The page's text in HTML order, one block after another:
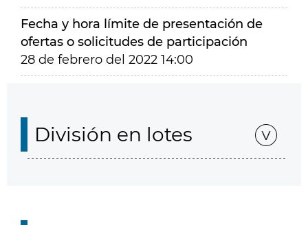
Fecha y hora límite de presentación de
ofertas o solicitudes de participación
28 de febrero del 2022 14:00
División en lotes